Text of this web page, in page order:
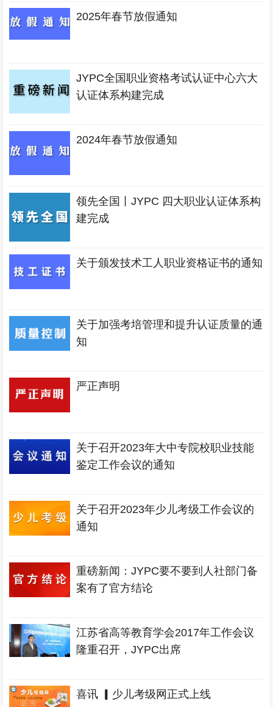
2025年春节放假通知
JYPC全国职业资格考试认证中心六大
认证体系构建完成
2024年春节放假通知
领先全国丨JYPC 四大职业认证体系构
建完成
关于颁发技术工人职业资格证书的通知
关于加强考培管理和提升认证质量的通
知
严正声明
关于召开2023年大中专院校职业技能
鉴定工作会议的通知
关于召开2023年少儿考级工作会议的
通知
重磅新闻：JYPC要不要到人社部门备
案有了官方结论
江苏省高等教育学会2017年工作会议
隆重召开，JYPC出席
喜讯 ▎少儿考级网正式上线